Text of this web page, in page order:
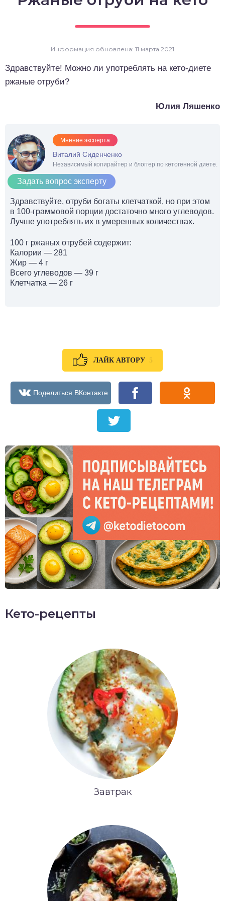
Информация обновлена: 11 марта 2021
Здравствуйте! Можно ли употреблять на кето-диете
ржаные отруби?
Юлия Ляшенко
Мнение эксперта
Виталий Сиденченко
Независимый копирайтер и блоггер по кетогенной диете.
Задать вопрос эксперту
Здравствуйте, отруби богаты клетчаткой, но при этом
в 100-граммовой порции достаточно много углеводов.
Лучше употреблять их в умеренных количествах.
100 г ржаных отрубей содержит:
Калории — 281
Жир — 4 г
Всего углеводов — 39 г
Клетчатка — 26 г
ЛАЙК АВТОРУ 5
Кето-рецепты
Завтрак
напитки